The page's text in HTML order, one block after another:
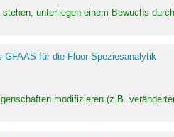
unterliegen einem Bewuchs
GFAAS für die Fluor-Speziesanalytik
modifizieren (z.B.